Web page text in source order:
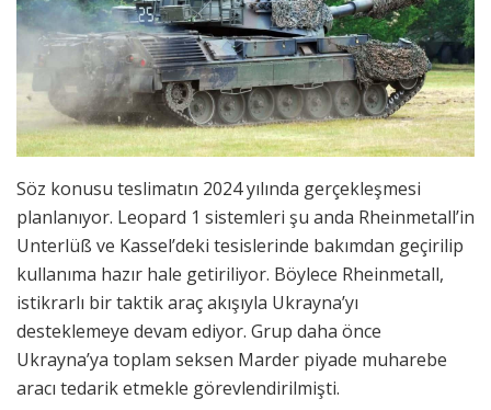
Söz konusu teslimatın 2024 yılında gerçekleşmesi
planlanıyor. Leopard 1 sistemleri şu anda Rheinmetall’in
Unterlüß ve Kassel’deki tesislerinde bakımdan geçirilip
kullanıma hazır hale getiriliyor. Böylece Rheinmetall,
istikrarlı bir taktik araç akışıyla Ukrayna’yı
desteklemeye devam ediyor. Grup daha önce
Ukrayna’ya toplam seksen Marder piyade muharebe
aracı tedarik etmekle görevlendirilmişti.